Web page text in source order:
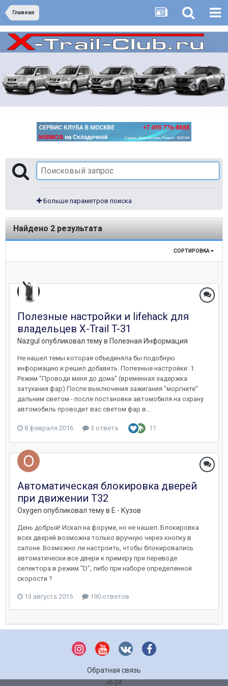
Главная
Больше параметров поиска
Найдено 2 результата
СОРТИРОВКА
Полезные настройки и lifehack для
владельцев X-Trail T-31
Nazgul опубликовал тему в Полезная Информация
Не нашел темы которая объединяла бы подобную
информацию и решил добавить. Полезные настройки: 1.
Режим "Проводи меня до дома" (временная задержка
затухания фар) После выключения зажигания "моргните"
дальним светом - после постановки автомобиля на охрану
автомобиль проводит вас светом фар в...
8 февраля 2016 3 ответа 11
Автоматическая блокировка дверей
при движении Т32
Oxygen опубликовал тему в E - Кузов
День добрый! Искал на форуме, но не нашел. Блокировка
всех дверей возможна только вручную через кнопку в
салоне. Возможно ли настроить, чтобы блокировались
автоматически все двери к примеру при переводе
селектора в режим "D", либо при наборе определенной
скорости ?
13 августа 2015 190 ответов
Обратная связь
v6-24